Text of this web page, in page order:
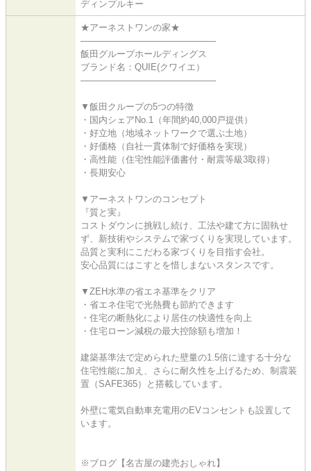
ディンプルキー
★アーネストワンの家★
―――――――――――――――
飯田グループホールディングス
ブランド名：QUIE(クワイエ）
―――――――――――――――
▼飯田クループの5つの特徴
・国内シェアNo.1（年間約40,000戸提供）
・好立地（地域ネットワークで選ぶ土地）
・好価格（自社一貫体制で好価格を実現）
・高性能（住宅性能評価書付・耐震等級3取得）
・長期安心
▼アーネストワンのコンセプト
『質と実』
コストダウンに挑戦し続け、工法や建て方に固執せ
ず、新技術やシステムで家づくりを実現しています。
品質と実利にこだわる家づくりを目指す会社。
安心品質にはこすとを惜しまないスタンスです。
▼ZEH水準の省エネ基準をクリア
・省エネ住宅で光熱費も節約できます
・住宅の断熱化により居住の快適性を向上
・住宅ローン減税の最大控除額も増加！
建築基準法で定められた壁量の1.5倍に達する十分な
住宅性能に加え、さらに耐久性を上げるため、制震装
置（SAFE365）と搭載しています。
外壁に電気自動車充電用のEVコンセントも設置して
います。
※ブログ【名古屋の建売おしゃれ】